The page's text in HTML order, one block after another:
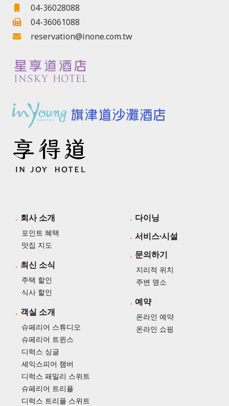
04-36028088
04-36061088
reservation@inone.com.tw
회사 소개
포인트 혜택
맛집 지도
최신 소식
주택 할인
식사 할인
객실 소개
슈페리어 스튜디오
슈페리어 트윈스
디럭스 싱글
셰익스피어 챔버
디럭스 패밀리 스위트
슈페리어 트리플
디럭스 트리플 스위트
다이닝
서비스·시설
문의하기
지리적 위치
주변 명소
예약
온라인 예약
온라인 쇼핑